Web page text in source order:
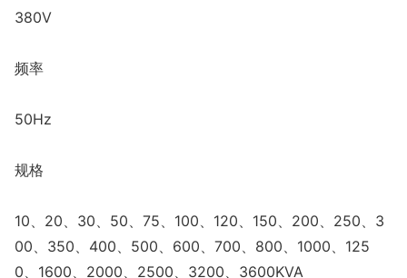
380V
频率
50Hz
规格
10、20、30、50、75、100、120、150、200、250、3
00、350、400、500、600、700、800、1000、125
0、1600、2000、2500、3200、3600KVA